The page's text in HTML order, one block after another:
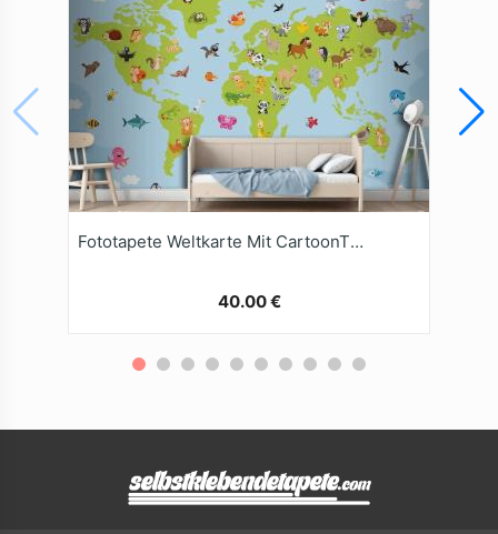
Fototapete Weltkarte Mit CartoonTieren
40.00 €